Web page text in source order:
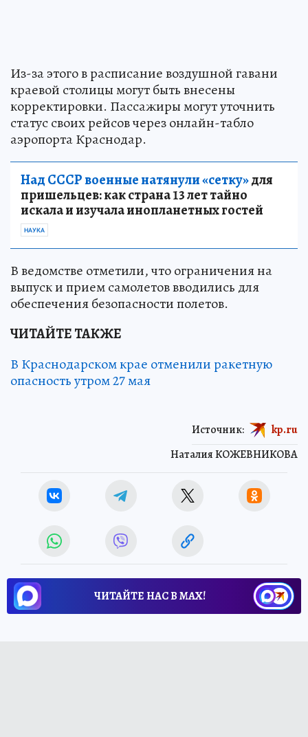
Из-за этого в расписание воздушной гавани
краевой столицы могут быть внесены
корректировки. Пассажиры могут уточнить
статус своих рейсов через онлайн-табло
аэропорта Краснодар.
Над СССР военные натянули «сетку»для
пришельцев: как страна 13 лет тайно
искала и изучала инопланетных гостей
НАУКА
В ведомстве отметили, что ограничения на
выпуск и прием самолетов вводились для
обеспечения безопасности полетов.
ЧИТАЙТЕ ТАКЖЕ
В Краснодарском крае отменили ракетную
опасность утром 27 мая
Наталия КОЖЕВНИКОВА
Источник: kp.ru
ЧИТАЙТЕ НАС В МАХ!